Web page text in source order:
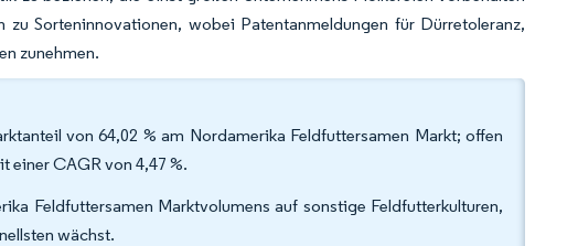
Sorteninnovationen, wobei Patentanmeldungen für Dürretoleranz,
zunehmen.
von 64,02 % am Nordamerika Feldfuttersamen Markt; offen
einer CAGR von 4,47 %.
Feldfuttersamen Marktvolumens auf sonstige Feldfutterkulturen,
wächst.